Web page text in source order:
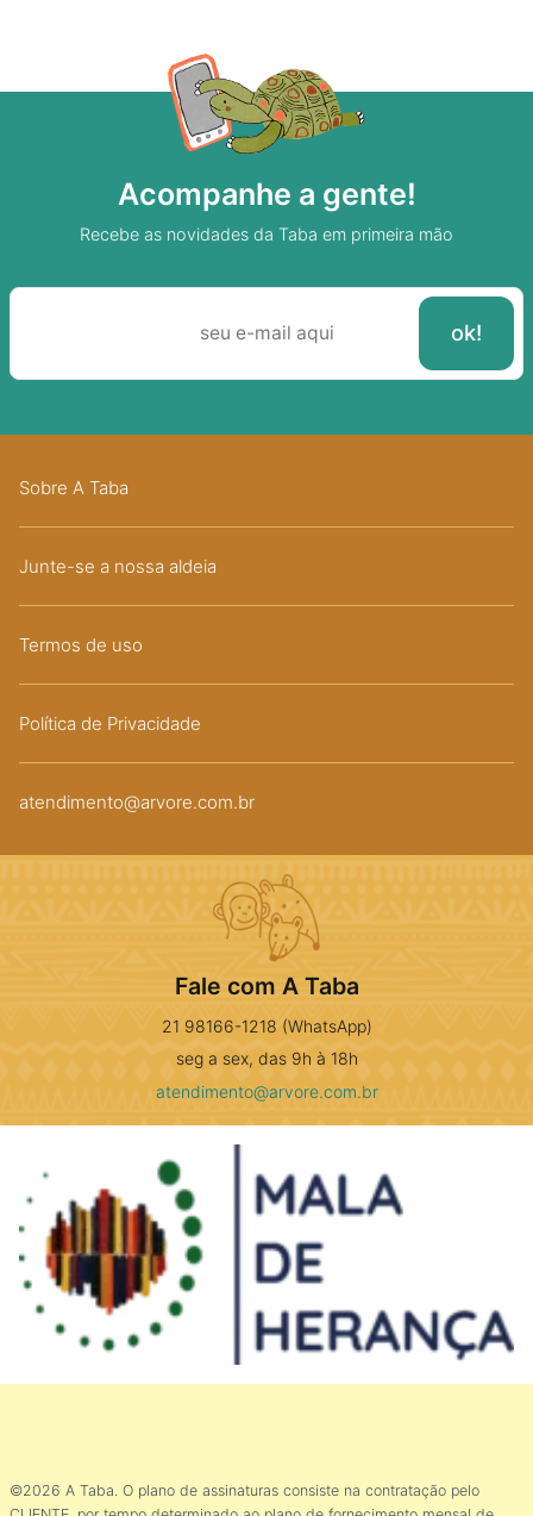
Acompanhe a gente!
Recebe as novidades da Taba em primeira mão
Sobre A Taba
Junte-se a nossa aldeia
Termos de uso
Política de Privacidade
atendimento@arvore.com.br
Fale com A Taba
21 98166-1218 (WhatsApp)
seg a sex, das 9h à 18h
atendimento@arvore.com.br
©2026 A Taba. O plano de assinaturas consiste na contratação pelo